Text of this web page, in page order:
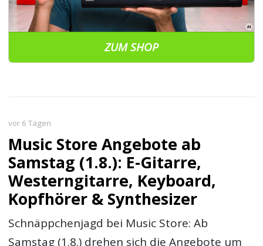
ZUM SHOP
vor 6 Tagen
Music Store Angebote ab
Samstag (1.8.): E-Gitarre,
Westerngitarre, Keyboard,
Kopfhörer & Synthesizer
Schnäppchenjagd bei Music Store: Ab
Samstag (1.8.) drehen sich die Angebote um